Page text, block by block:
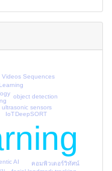
AI
DeepSORT
IoT
object detection
Videos Sequences
ultrasonic sensors
คอมพิวเตอร์วิทัศน์